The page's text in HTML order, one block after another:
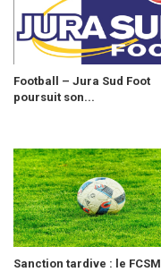
Football – Jura Sud Foot
poursuit son...
Sanction tardive : le FCSM